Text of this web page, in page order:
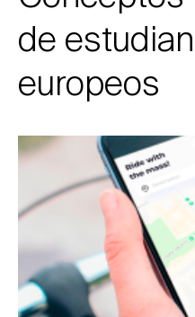
de
europeos